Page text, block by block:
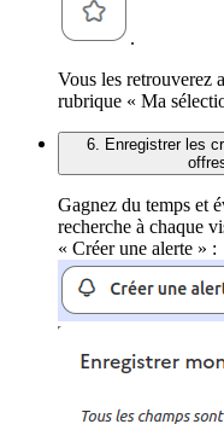
.
Vous les retrouverez
rubrique « Ma
6. Enregistrer les
Gagnez du temps et
recherche à chaque
« Créer une alerte » :